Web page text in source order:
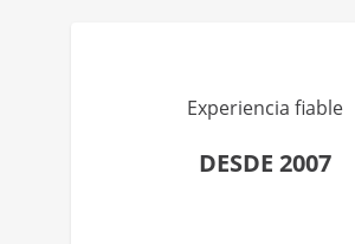
Experiencia fiable
DESDE 2007